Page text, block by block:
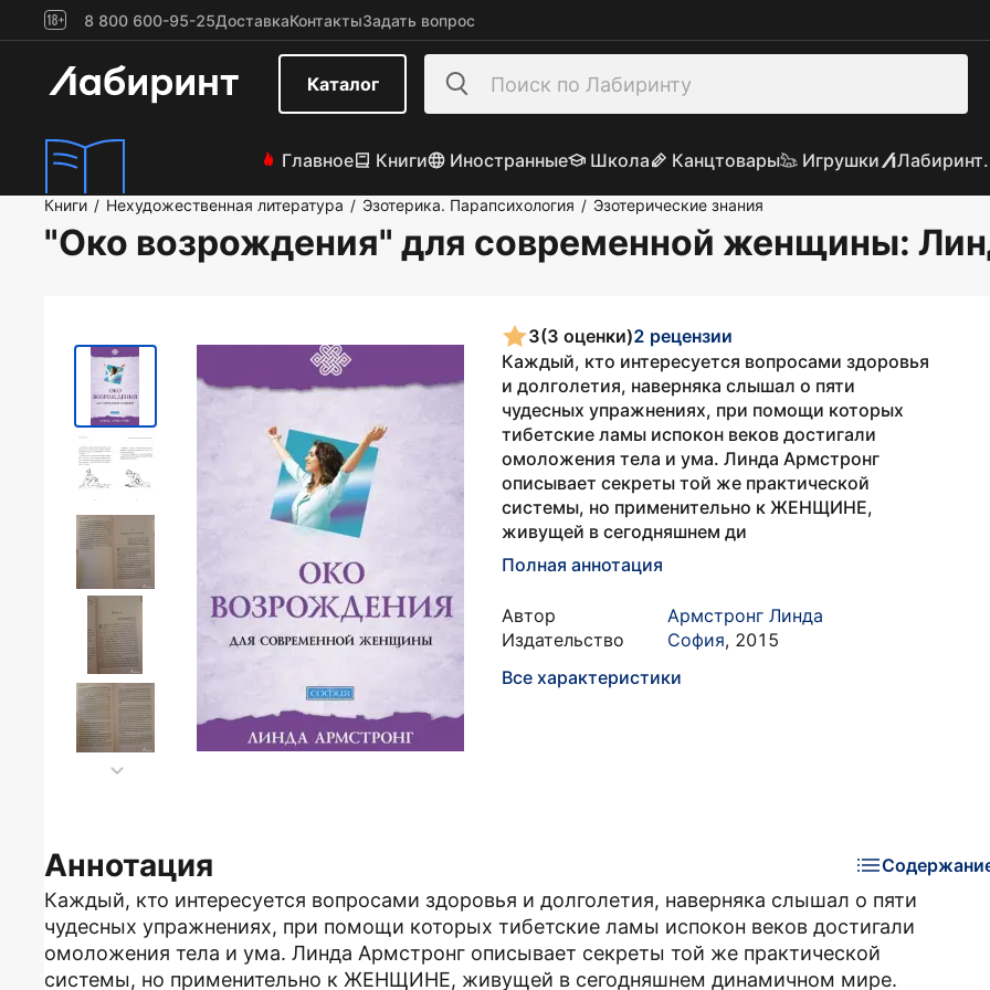
8 800 600-95-25ДоставкаКонтактыЗадать вопрос
Каталог
Главное Книги Иностранные Школа Канцтовары Игрушки
Книги / Нехудожественная литература / Эзотерика. Парапсихология / Эзотерические знания
"Око возрождения" для современной женщины:
3(3 оценки)2 рецензии
Каждый, кто интересуется вопросами здоровья
и долголетия, наверняка слышал о пяти
чудесных упражнениях, при помощи которых
тибетские ламы испокон веков достигали
омоложения тела и ума. Линда Армстронг
описывает секреты той же практической
системы, но применительно к ЖЕНЩИНЕ,
живущей в сегодняшнем ди
Полная аннотация
Автор
Армстронг Линда
Издательство
София, 2015
Все характеристики
Аннотация
Каждый, кто интересуется вопросами здоровья и долголетия, наверняка слышал о пяти
чудесных упражнениях, при помощи которых тибетские ламы испокон веков достигали
омоложения тела и ума. Линда Армстронг описывает секреты той же практической
системы, но применительно к ЖЕНЩИНЕ, живущей в сегодняшнем динамичном мире.